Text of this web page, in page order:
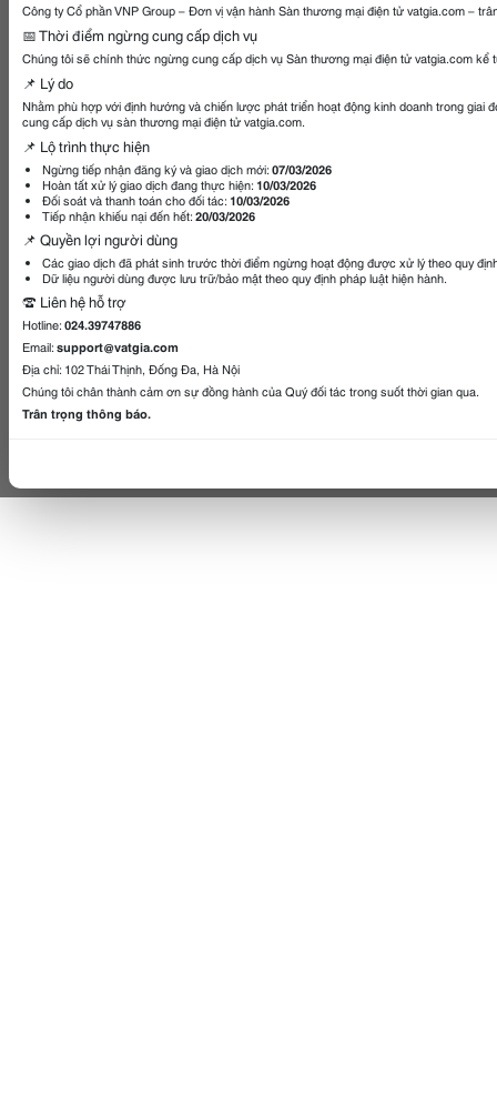
Công ty Cổ phần VNP Group – Đơn vị vận hành Sàn thương mại điện tử vatgia.com –
📅 Thời điểm ngừng cung cấp dịch vụ
Chúng tôi sẽ chính thức ngừng cung cấp dịch vụ Sàn thương mại điện tử vatgia.com kể
📌 Lý do
Nhằm phù hợp với định hướng và chiến lược phát triển hoạt động kinh doanh trong giai
cung cấp dịch vụ sàn thương mại điện tử vatgia.com.
📌 Lộ trình thực hiện
Ngừng tiếp nhận đăng ký và giao dịch mới:07/03/2026
Hoàn tất xử lý giao dịch đang thực hiện: 10/03/2026
Đối soát và thanh toán cho đối tác: 10/03/2026
Tiếp nhận khiếu nại đến hết:20/03/2026
📌 Quyền lợi người dùng
Các giao dịch đã phát sinh trước thời điểm ngừng hoạt động được xử lý theo quy
Dữ liệu người dùng được lưu trữ/bảo mật theo quy định pháp luật hiện hành.
☎️ Liên hệ hỗ trợ
Hotline:024.39747886
Email:support@vatgia.com
Địa chỉ: 102 Thái Thịnh, Đống Đa, Hà Nội
Chúng tôi chân thành cảm ơn sự đồng hành của Quý đối tác trong suốt thời gian qua.
Trân trọng thông báo.